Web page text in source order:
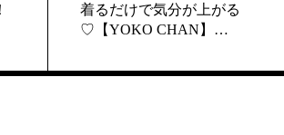
着るだけで気分が上がる
♡【YOKO CHAN】…